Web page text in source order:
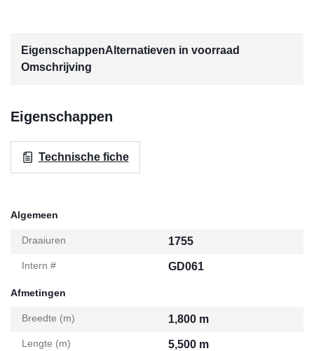
EigenschappenAlternatieven in voorraad
Omschrijving
Eigenschappen
Technische fiche
Algemeen
Draaiuren 1755
Intern # GD061
Afmetingen
Breedte (m) 1,800 m
Lengte (m) 5,500 m